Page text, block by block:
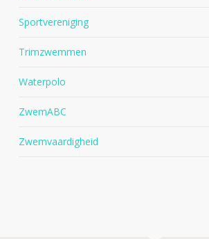
Sportvereniging
Trimzwemmen
Waterpolo
ZwemABC
Zwemvaardigheid